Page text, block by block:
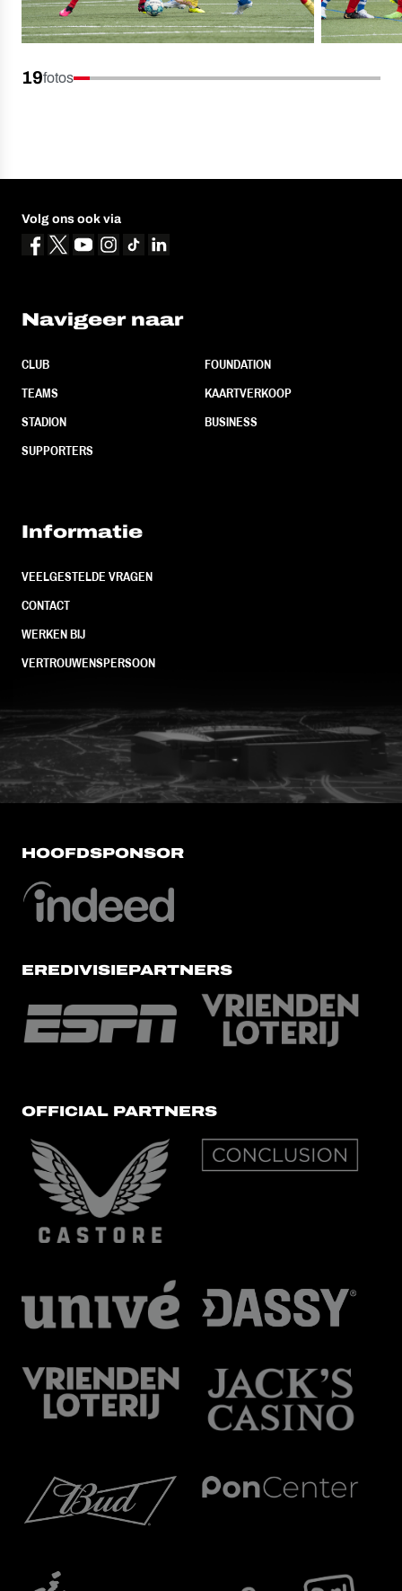
19fotos
Volg ons ook via
Navigeer naar
CLUB
TEAMS
STADION
SUPPORTERS
FOUNDATION
KAARTVERKOOP
BUSINESS
Informatie
VEELGESTELDE VRAGEN
CONTACT
WERKEN BIJ
VERTROUWENSPERSOON
FC Utrecht<br>vanuit<br>het
HOOFDSPONSOR
EREDIVISIEPARTNERS
OFFICIAL PARTNERS